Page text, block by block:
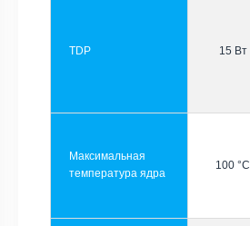
TDP 15 Вт
Максимальная
температура ядра
100 °C